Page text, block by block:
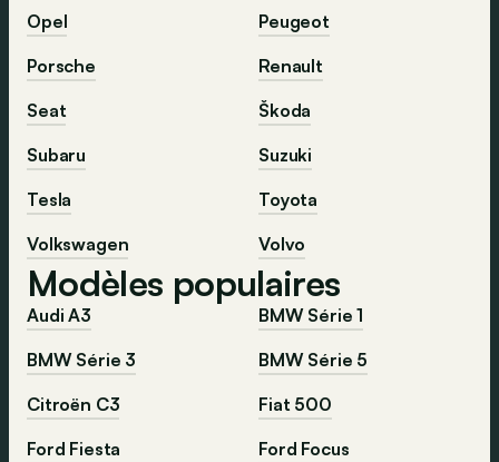
Opel
Peugeot
Porsche
Renault
Seat
Škoda
Subaru
Suzuki
Tesla
Toyota
Volkswagen
Volvo
Modèles populaires
Audi A3
BMW Série 1
BMW Série 3
BMW Série 5
Citroën C3
Fiat 500
Ford Fiesta
Ford Focus